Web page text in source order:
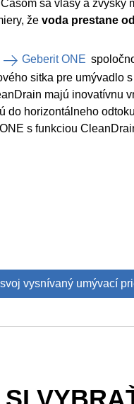
sa vlasy a
že voda prestane
Geberit ONE
sitka pre umývadlo
majú inovatívnu
do horizontálneho
s funkciou
vysnívaný umývací